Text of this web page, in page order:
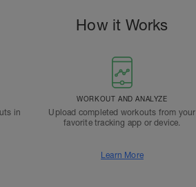
How it Works
in
WORKOUT AND ANALYZE
Upload completed workouts from your
favorite tracking app or device.
Learn More